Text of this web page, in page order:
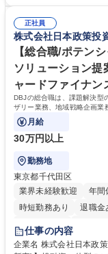
募集職種 【大阪・京都
えて、お客様や社員の状
待され。組織を支えるス
社員から頼られる存在
務の持ち帰りも禁止され
歴・資格 学歴：大学院
正社員
株式会社日本政策投
【総合職/ポテン
ソリューション提
ャードファイナン
DBJの総合職は、課題解決型
ザリー業務、地域戦略企画業
広く社会に貢献していく職種
月給
30万円以上
勤務地
東京都千代田区
業界未経験歓迎
年間
時短勤務あり
退職金
駅近5分以内
食事補助あり
託児所
仕事の内容
企業名 株式会社日本政策投資銀行 求人名 【総合職/